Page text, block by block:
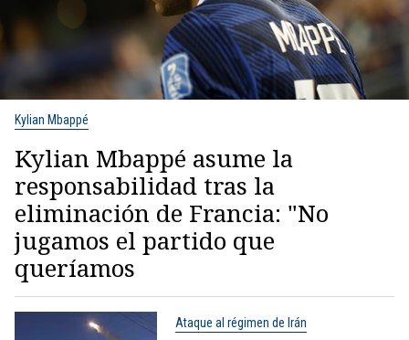
Kylian Mbappé
Kylian Mbappé asume la
responsabilidad tras la
eliminación de Francia: "No
jugamos el partido que
queríamos
Ataque al régimen de Irán